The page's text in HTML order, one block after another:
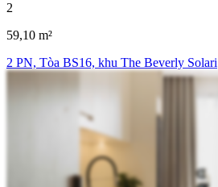
2
59,10 m²
2 PN, Tòa BS16, khu The Beverly Solari